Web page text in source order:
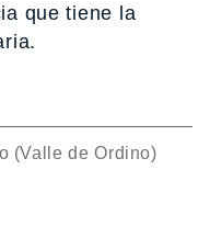
que tiene la
(Valle de Ordino)